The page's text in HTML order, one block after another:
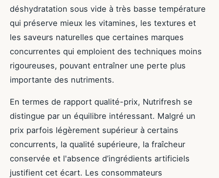
déshydratation sous vide à très basse température
qui préserve mieux les vitamines, les textures et
les saveurs naturelles que certaines marques
concurrentes qui emploient des techniques moins
rigoureuses, pouvant entraîner une perte plus
importante des nutriments.
En termes de rapport qualité-prix, Nutrifresh se
distingue par un équilibre intéressant. Malgré un
prix parfois légèrement supérieur à certains
concurrents, la qualité supérieure, la fraîcheur
conservée et l'absence d’ingrédients artificiels
justifient cet écart. Les consommateurs